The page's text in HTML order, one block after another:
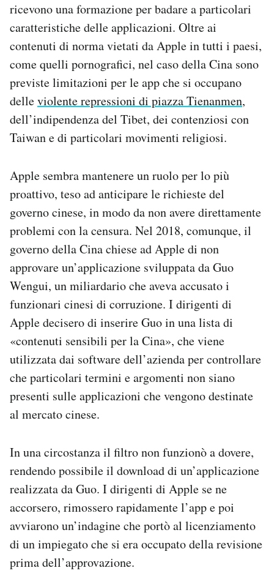
ricevono una formazione per badare a particolari
caratteristiche delle applicazioni. Oltre ai
contenuti di norma vietati da Apple in tutti i paesi,
come quelli pornografici, nel caso della Cina sono
previste limitazioni per le app che si occupano
delleviolente repressioni di piazza Tienanmen,
dell’indipendenza del Tibet, dei contenziosi con
Taiwan e di particolari movimenti religiosi.
Apple sembra mantenere un ruolo per lo più
proattivo, teso ad anticipare le richieste del
governo cinese, in modo da non avere direttamente
problemi con la censura. Nel 2018, comunque, il
governo della Cina chiese ad Apple di non
approvare un’applicazione sviluppata da Guo
Wengui, un miliardario che aveva accusato i
funzionari cinesi di corruzione. I dirigenti di
Apple decisero di inserire Guo in una lista di
«contenuti sensibili per la Cina», che viene
utilizzata dai software dell’azienda per controllare
che particolari termini e argomenti non siano
presenti sulle applicazioni che vengono destinate
al mercato cinese.
In una circostanza il filtro non funzionò a dovere,
rendendo possibile il download di un’applicazione
realizzata da Guo. I dirigenti di Apple se ne
accorsero, rimossero rapidamente l’app e poi
avviarono un’indagine che portò al licenziamento
di un impiegato che si era occupato della revisione
prima dell’approvazione.